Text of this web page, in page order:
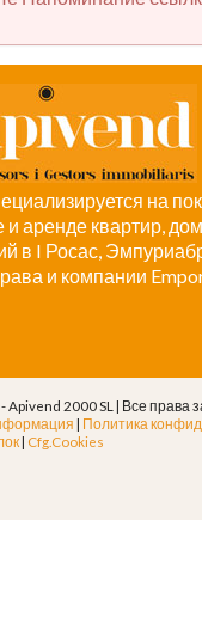
на
и аренде квартир,
в I Росас,
и компании
Apivend 2000 SL | Все права
| Политика
| Cfg.Cookies